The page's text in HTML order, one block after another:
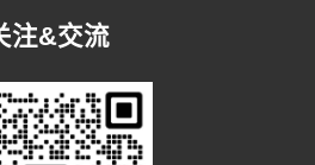
注&交流